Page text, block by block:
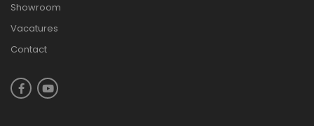
Showroom
Vacatures
Contact